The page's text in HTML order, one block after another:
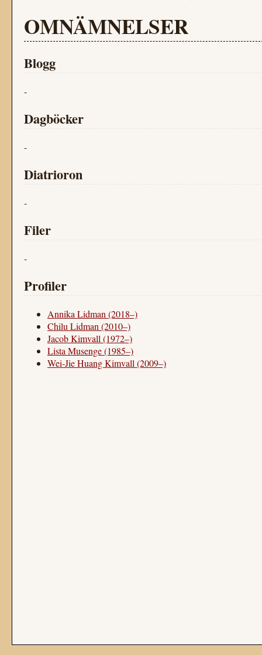
OMNÄMNELSER
Blogg
-
Dagböcker
-
Diatrioron
-
Filer
-
Profiler
Annika Lidman (2018–)
Chilu Lidman (2010–)
Jacob Kimvall (1972–)
Lista Musenge (1985–)
Wei-Jie Huang Kimvall (2009–)